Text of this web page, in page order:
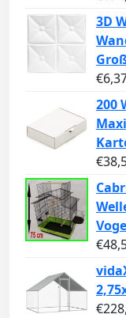
3D
€
200
€
€
€